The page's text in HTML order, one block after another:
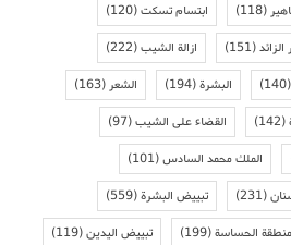
(118) ابتسام تسكت(120)
الزائد(151) ازالة الشيب(222)
(140) البشرة(194) الشعر(163)
(142) القضاء على الشيب(97)
الملك محمد السادس(101)
(231) تبييض البشرة(559)
الحساسة(199) تبييض اليدين(119)